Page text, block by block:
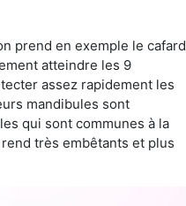
prend en exemple le cafard
atteindre les 9
assez rapidement les
mandibules sont
qui sont communes à la
très embêtants et plus